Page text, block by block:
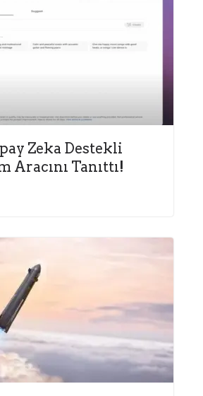
Zeka Destekli
Aracını Tanıttı!